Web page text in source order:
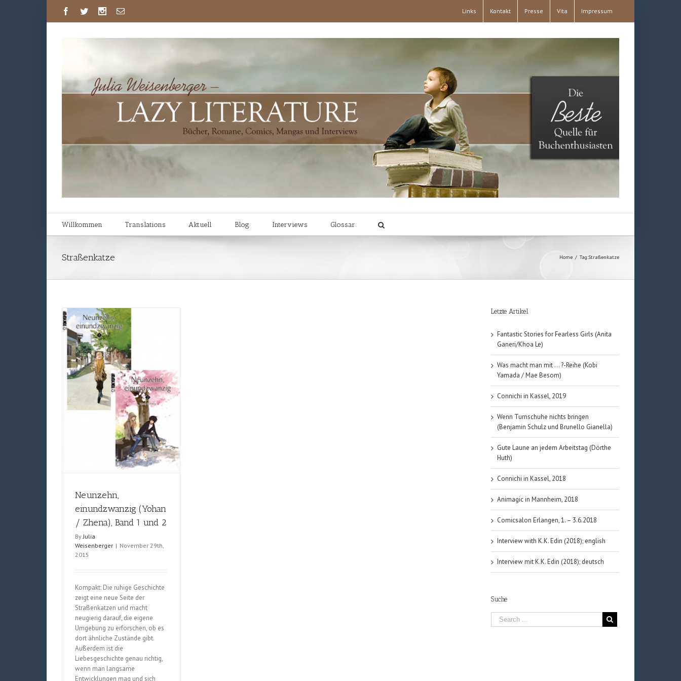
Links Kontakt Presse Vita Impressum
Willkommen Translations Aktuell Blog Interviews Glossar
Straßenkatze Home / Tag:Straßenkatze
Neunzehn,
einundzwanzig (Yohan
/ Zhena), Band 1 und 2
ByJulia
Weisenberger | November 29th,
2015
Kompakt: Die ruhige Geschichte
zeigt eine neue Seite der
Straßenkatzen und macht
neugierig darauf, die eigene
Umgebung zu erforschen, ob es
dort ähnliche Zustände gibt.
Außerdem ist die
Liebesgeschichte genau richtig,
wenn man langsame
Entwicklungen mag und sich
Letzte Artikel
Fantastic Stories for Fearless Girls (Anita
Ganeri/Khoa Le)
Was macht man mit … ?-Reihe (Kobi
Yamada / Mae Besom)
Connichi in Kassel, 2019
Wenn Turnschuhe nichts bringen
(Benjamin Schulz und Brunello Gianella)
Gute Laune an jedem Arbeitstag (Dörthe
Huth)
Connichi in Kassel, 2018
Animagic in Mannheim, 2018
Comicsalon Erlangen, 1. – 3.6.2018
Interview with K.K. Edin (2018); english
Interview mit K.K. Edin (2018); deutsch
Suche